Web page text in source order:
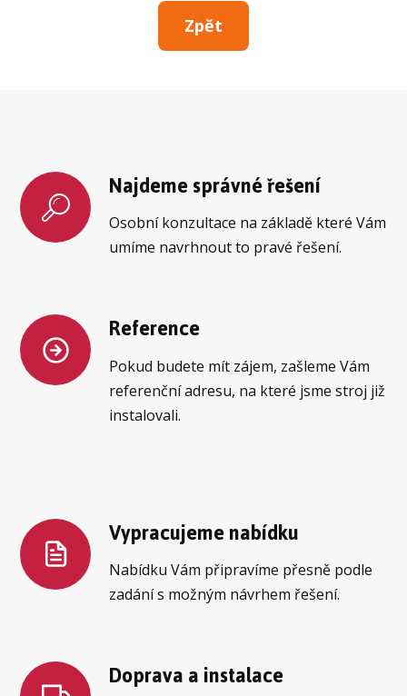
Zpět
Najdeme správné řešení
Osobní konzultace na základě které Vám
umíme navrhnout to pravé řešení.
Reference
Pokud budete mít zájem, zašleme Vám
referenční adresu, na které jsme stroj již
instalovali.
Vypracujeme nabídku
Nabídku Vám připravíme přesně podle
zadání s možným návrhem řešení.
Doprava a instalace